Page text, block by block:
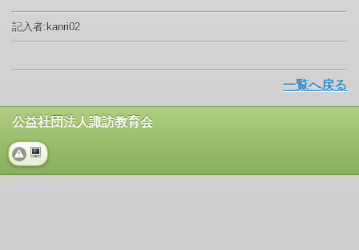
記入者:kanri02
一覧へ戻る
公益社団法人諏訪教育会